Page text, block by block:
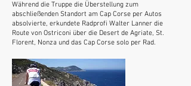
Während die Truppe die Überstellung zum
abschließenden Standort am Cap Corse per Autos
absolvierte, erkundete Radprofi Walter Lanner die
Route von Ostriconi über die Desert de Agriate, St.
Florent, Nonza und das Cap Corse solo per Rad.